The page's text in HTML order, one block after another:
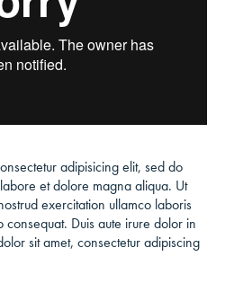
adipisicing elit, sed do
et dolore magna aliqua. Ut
exercitation ullamco laboris
Duis aute irure dolor in
sit amet, consectetur adipiscing